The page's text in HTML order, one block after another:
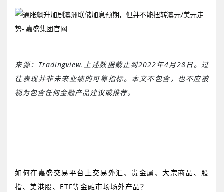
来源： Tradingview.上述数据截止到2022年4月28日。过
往表现并非未来业绩的可靠指标。本文不包含，也不应被
视为包含任何金融产品建议或推荐。
如何在嘉盛交易平台上交易外汇、贵金属、大宗商品、股
指、美港股、 ETF等金融市场场外产品？